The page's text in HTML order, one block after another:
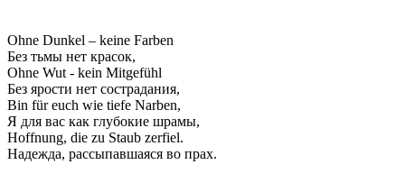
Ohne Dunkel – keine Farben
Без тьмы нет красок,
Ohne Wut - kein Mitgefühl
Без ярости нет сострадания,
Bin für euch wie tiefe Narben,
Я для вас как глубокие шрамы,
Hoffnung, die zu Staub zerfiel.
Надежда, рассыпавшаяся во прах.